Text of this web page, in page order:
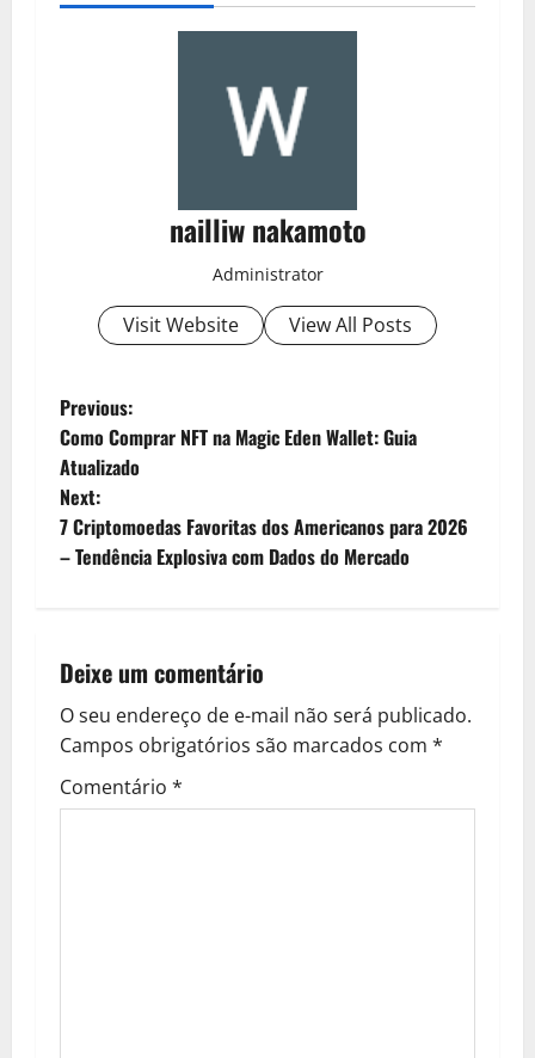
nailliw nakamoto
Administrator
Visit Website View All Posts
P
o
s
t
a
v
i
g
Previous:
Como Comprar NFT na Magic Eden Wallet: Guia
Atualizado
Next:
7 Criptomoedas Favoritas dos Americanos para 2026
– Tendência Explosiva com Dados do Mercado
Deixe um comentário
O seu endereço de e-mail não será publicado.
Campos obrigatórios são marcados com *
Comentário *